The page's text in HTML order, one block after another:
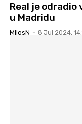
Real je odradio
u Madridu
MilosN - 8 Jul 2024.